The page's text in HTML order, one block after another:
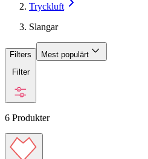
Tryckluft
Slangar
Filters
Filter
Mest populärt
6 Produkter